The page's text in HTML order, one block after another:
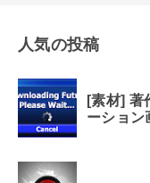
人気の投稿
[素材] 著
ーション